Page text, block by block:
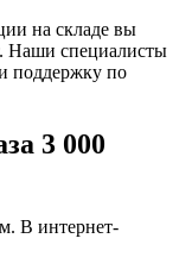
на складе вы
Наши специалисты
поддержку по
3 000
В интернет-